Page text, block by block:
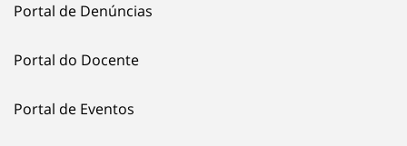
Portal de Denúncias
Portal do Docente
Portal de Eventos